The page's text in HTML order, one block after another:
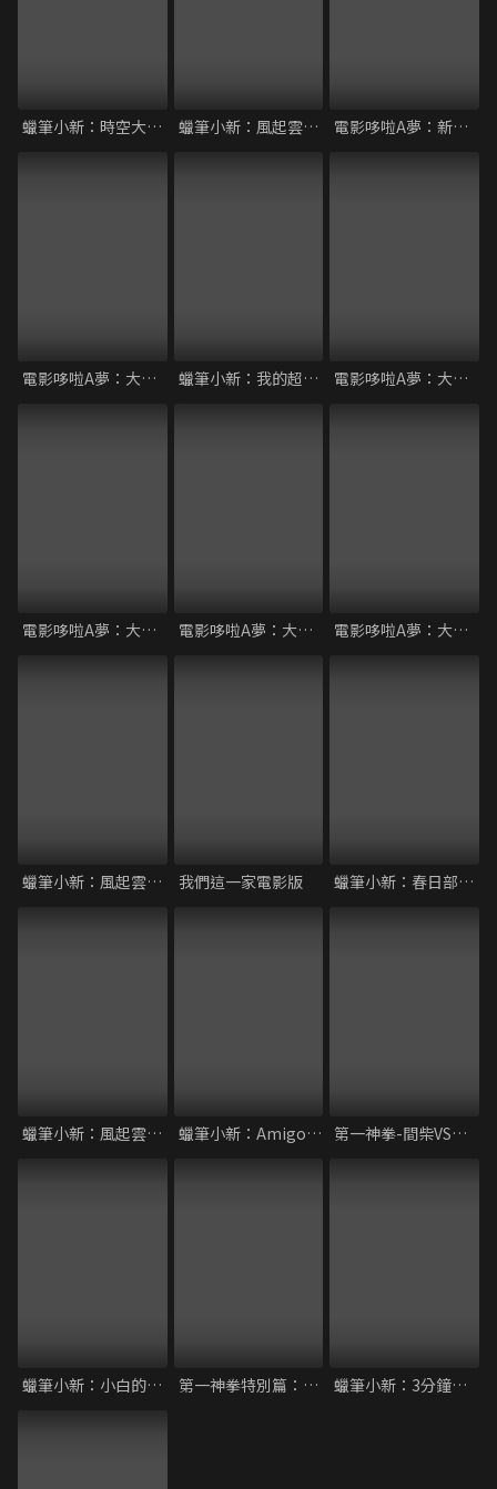
蠟筆小新：時空大冒險 蠟筆小新：風起雲湧！壯烈！戰國大會戰 電影哆啦A夢：新大雄的恐龍
電影哆啦A夢：大雄與機器人王國 蠟筆小新：我的超時空新娘 電影哆啦A夢：大雄的人魚大海戰
電影哆啦A夢：大雄的太陽王傳說 電影哆啦A夢：大雄的貓狗時空傳 電影哆啦A夢：大雄與風之使者
蠟筆小新：風起雲湧的金矛勇者 我們這一家電影版 蠟筆小新：春日部野生王國
蠟筆小新：風起雲湧的叢林冒險 蠟筆小新：Amigo！森巴入侵計畫 第一神拳-間柴VS木村 死刑執行
蠟筆小新：小白的屁屁炸彈 第一神拳特別篇：冠軍之路 蠟筆小新：3分鐘百變大進擊！